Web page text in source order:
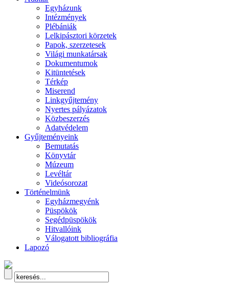
Egyházunk
Intézmények
Plébániák
Lelkipásztori körzetek
Papok, szerzetesek
Világi munkatársak
Dokumentumok
Kitüntetések
Térkép
Miserend
Linkgyűjtemény
Nyertes pályázatok
Közbeszerzés
Adatvédelem
Gyűjteményeink
Bemutatás
Könyvtár
Múzeum
Levéltár
Videósorozat
Történelmünk
Egyházmegyénk
Püspökök
Segédpüspökök
Hitvallóink
Válogatott bibliográfia
Lapozó